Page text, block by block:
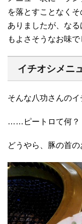
を落とすことなく
ありましたが、な
もよさそうなお味で
イチオシメニ
そんな八功さんの
……ピートロて何？
どうやら、豚の首の